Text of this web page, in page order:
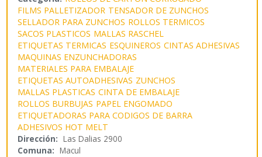
FILMS PALLETIZADOR TENSADOR DE ZUNCHOS
SELLADOR PARA ZUNCHOS ROLLOS TERMICOS
SACOS PLASTICOS MALLAS RASCHEL
ETIQUETAS TERMICAS ESQUINEROS CINTAS ADHESIVAS
MAQUINAS ENZUNCHADORAS
MATERIALES PARA EMBALAJE
ETIQUETAS AUTOADHESIVAS ZUNCHOS
MALLAS PLASTICAS CINTA DE EMBALAJE
ROLLOS BURBUJAS PAPEL ENGOMADO
ETIQUETADORAS PARA CODIGOS DE BARRA
ADHESIVOS HOT MELT
Dirección: Las Dalias 2900
Comuna: Macul